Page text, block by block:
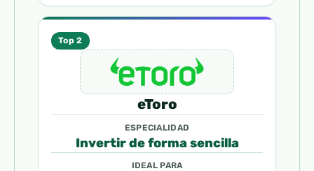
Top 2
eToro
ESPECIALIDAD
Invertir de forma sencilla
IDEAL PARA